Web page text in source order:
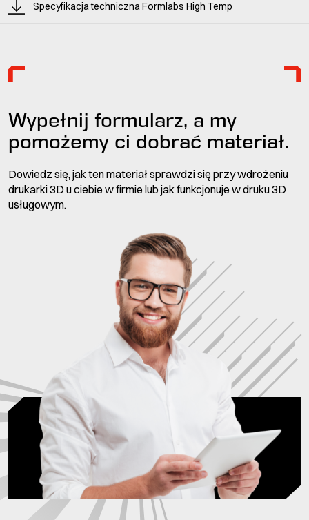
Specyfikacja techniczna Formlabs High Temp
Wypełnij formularz, a my
pomożemy ci dobrać materiał.
Dowiedz się, jak ten materiał sprawdzi się przy wdrożeniu
drukarki 3D u ciebie w firmie lub jak funkcjonuje w druku 3D
usługowym.